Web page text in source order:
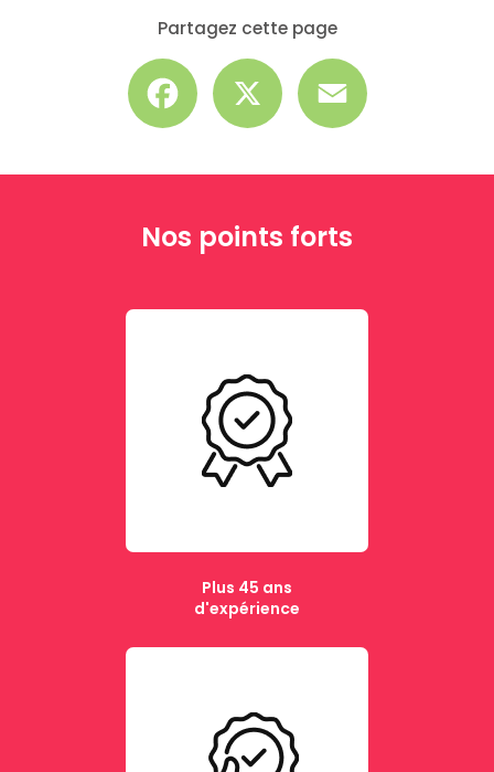
Partagez cette page
Facebook
Nos points forts
Plus 45 ans
d'expérience